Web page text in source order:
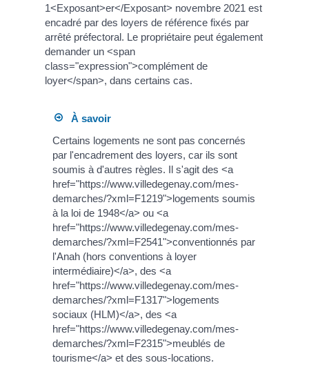
1<Exposant>er</Exposant> novembre 2021 est
encadré par des loyers de référence fixés par
arrêté préfectoral. Le propriétaire peut également
demander un <span
class="expression">complément de
loyer</span>, dans certains cas.
À savoir
Certains logements ne sont pas concernés
par l'encadrement des loyers, car ils sont
soumis à d'autres règles. Il s'agit des <a
href="https://www.villedegenay.com/mes-
demarches/?xml=F1219">logements soumis
à la loi de 1948</a> ou <a
href="https://www.villedegenay.com/mes-
demarches/?xml=F2541">conventionnés par
l'Anah (hors conventions à loyer
intermédiaire)</a>, des <a
href="https://www.villedegenay.com/mes-
demarches/?xml=F1317">logements
sociaux (HLM)</a>, des <a
href="https://www.villedegenay.com/mes-
demarches/?xml=F2315">meublés de
tourisme</a> et des sous-locations.